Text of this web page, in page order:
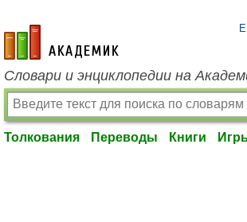
academic.ru
Словари и энциклопедии на
Толкования Переводы Книги